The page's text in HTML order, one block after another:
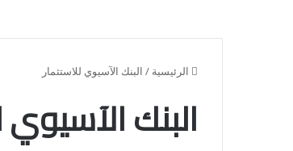
الرئيسية / البنك الآسيوي للاستثمار
البنك الآسيوي